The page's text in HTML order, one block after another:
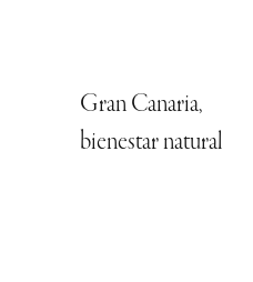
Gran Canaria,
bienestar natural